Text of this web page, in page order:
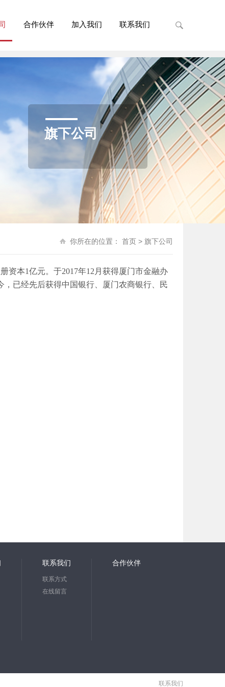
合作伙伴 加入我们 联系我们
旗下公司
你所在的位置： 首页 > 旗下公司
资本1亿元。于2017年12月获得厦门市金融办
，已经先后获得中国银行、厦门农商银行、民
联系我们
联系方式
在线留言
合作伙伴
联系我们